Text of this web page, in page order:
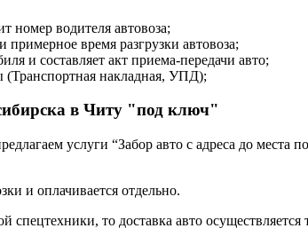
номер водителя автовоза;
время разгрузки автовоза;
и составляет акт приема-передачи авто;
(Транспортная накладная, УПД);
в Читу "под ключ"
услуги “Забор авто с адреса до
и оплачивается отдельно.
то доставка авто осуществляется